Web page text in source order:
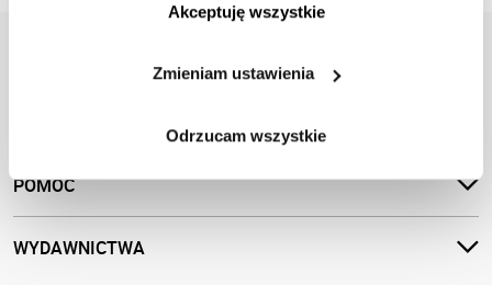
Akceptuję wszystkie
Zmieniam ustawienia
Odrzucam wszystkie
POMOC
WYDAWNICTWA